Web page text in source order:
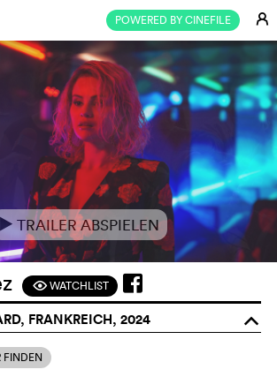
POWERED BY CINEFILE E
e TRAILER ABSPIELEN
FWATCHLIST
FRANKREICH, 2024 o
FINDEN